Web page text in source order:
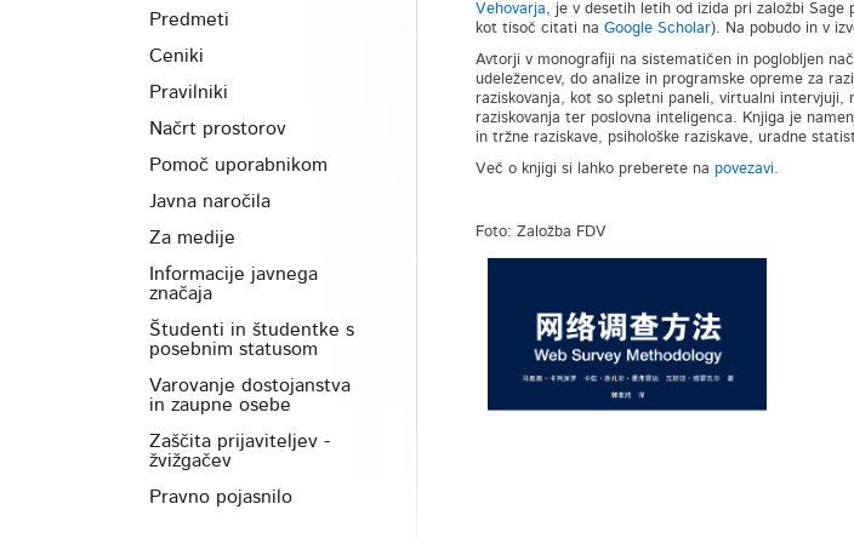
Predmeti
Ceniki
Pravilniki
Načrt prostorov
Pomoč uporabnikom
Javna naročila
Za medije
Informacije javnega
značaja
Študenti in študentke s
posebnim statusom
Varovanje dostojanstva
in zaupne osebe
Zaščita prijaviteljev -
žvižgačev
Pravno pojasnilo
Vehovarja, je v desetih letih od izida pri založbi
kot tisoč citati na Google Scholar). Na pobudo in v
Avtorji v monografiji na sistematičen in poglobljen
udeležencev, do analize in programske opreme za
raziskovanja, kot so spletni paneli, virtualni intervjuji,
raziskovanja ter poslovna inteligenca. Knjiga je
in tržne raziskave, psihološke raziskave, uradne
Več o knjigi si lahko preberete na povezavi.
Foto: Založba FDV